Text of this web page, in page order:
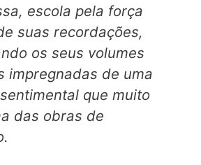
escola pela força
suas recordações,
os seus volumes
impregnadas de uma
que muito
das obras de